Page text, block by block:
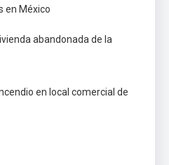
en México
abandonada de la
en local comercial de